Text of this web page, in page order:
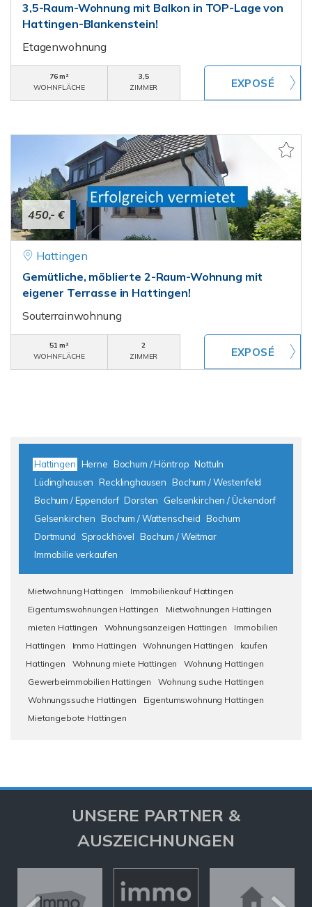
3,5-Raum-Wohnung mit Balkon in TOP-Lage von
Hattingen-Blankenstein!
Etagenwohnung
76 m²
WOHNFLÄCHE
3,5
ZIMMER
450,- €
Hattingen
Gemütliche, möblierte 2-Raum-Wohnung mit
eigener Terrasse in Hattingen!
Souterrainwohnung
51 m²
WOHNFLÄCHE
2
ZIMMER
Hattingen Herne Bochum / Höntrop Nottuln
Lüdinghausen Recklinghausen Bochum / Westenfeld
Bochum / Eppendorf Dorsten
Gelsenkirchen / Ückendorf
Gelsenkirchen Bochum / Wattenscheid Bochum
Dortmund
Sprockhövel Bochum / Weitmar
Immobilie verkaufen
Mietwohnung Hattingen
Immobilienkauf Hattingen
Eigentumswohnungen Hattingen
Mietwohnungen Hattingen
mieten Hattingen
Wohnungsanzeigen Hattingen
Immobilien
Hattingen
Immo Hattingen Wohnungen Hattingen
kaufen
Hattingen
Wohnung miete Hattingen
Wohnung Hattingen
Gewerbeimmobilien Hattingen
Wohnung suche Hattingen
Wohnungssuche Hattingen
Eigentumswohnung Hattingen
Mietangebote Hattingen
UNSERE PARTNER &
AUSZEICHNUNGEN